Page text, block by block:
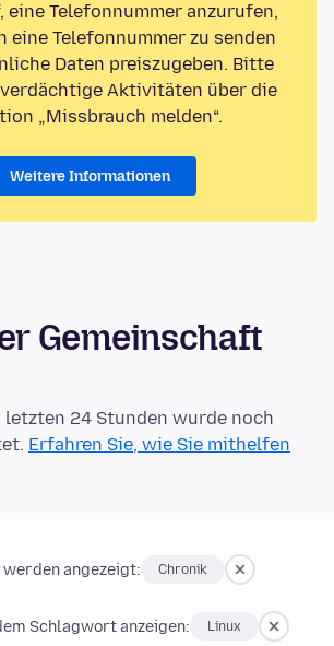
eine Telefonnummer anzurufen,
eine Telefonnummer zu senden
Daten preiszugeben. Bitte
verdächtige Aktivitäten über die
„Missbrauch melden“.
Weitere Informationen
Gemeinschaft
letzten 24 Stunden wurde noch
Erfahren Sie, wie Sie mithelfen
werden angezeigt: Chronik
Schlagwort anzeigen: Linux